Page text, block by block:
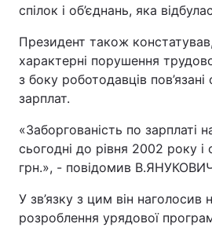
спілок і об’єднань, яка
Президент також
характерні порушення
з боку роботодавців
зарплат.
«Заборгованість по зарплаті
сьогодні до рівня 2002 року
грн.», - повідомив
У зв’язку з цим він наголосив
розроблення урядової